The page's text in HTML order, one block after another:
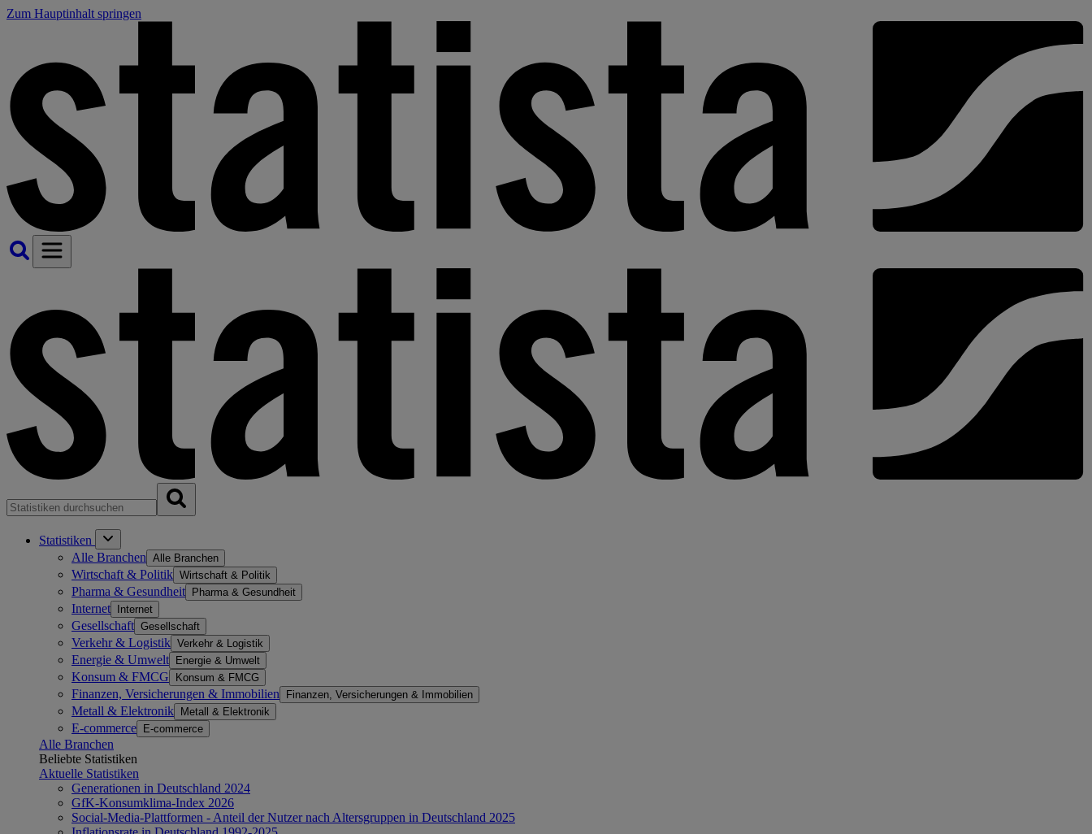
Zum Hauptinhalt springen
Statistiken
Alle Branchen Alle Branchen
Wirtschaft & Politik Wirtschaft & Politik
Pharma & Gesundheit Pharma & Gesundheit
Internet Internet
Gesellschaft Gesellschaft
Verkehr & Logistik Verkehr & Logistik
Energie & Umwelt Energie & Umwelt
Konsum & FMCG Konsum & FMCG
Finanzen, Versicherungen & Immobilien Finanzen, Versicherungen & Immobilien
Metall & Elektronik Metall & Elektronik
E-commerce E-commerce
Alle Branchen
Beliebte Statistiken
Aktuelle Statistiken
Generationen in Deutschland 2024
GfK-Konsumklima-Index 2026
Social-Media-Plattformen - Anteil der Nutzer nach Altersgruppen in Deutschland 2025